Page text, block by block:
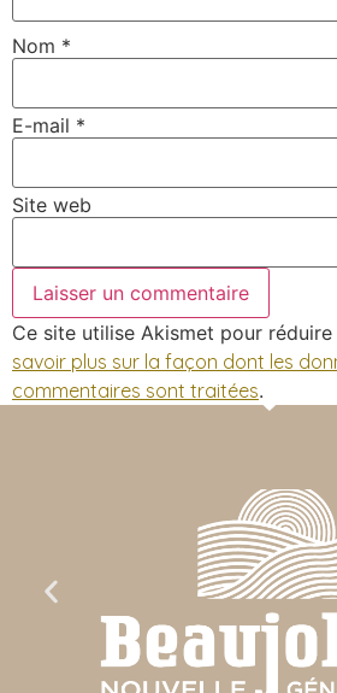
Nom *
E-mail *
Site web
Ce site utilise Akismet pour réduire
savoir plus sur la façon dont les
commentaires sont traitées.